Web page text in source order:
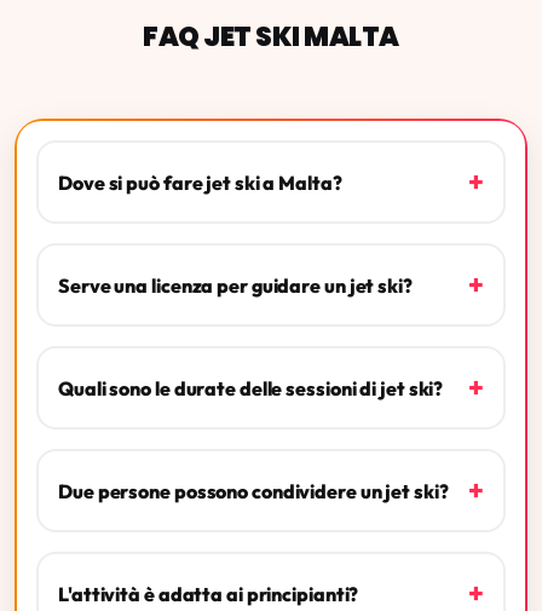
FAQ JET SKI MALTA
Dove si può fare jet ski a Malta? +
Serve una licenza per guidare un jet ski? +
Quali sono le durate delle sessioni di jet ski? +
Due persone possono condividere un jet ski? +
L'attività è adatta ai principianti? +